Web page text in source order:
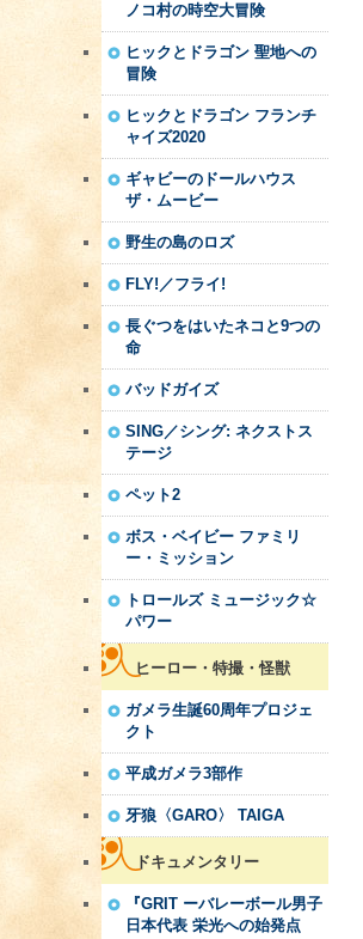
ノコ村の時空大冒険
ヒックとドラゴン 聖地への
冒険
ヒックとドラゴン フランチ
ャイズ2020
ギャビーのドールハウス
ザ・ムービー
野生の島のロズ
FLY!／フライ!
長ぐつをはいたネコと9つの
命
バッドガイズ
SING／シング: ネクストス
テージ
ペット2
ボス・ベイビー ファミリ
ー・ミッション
トロールズ ミュージック☆
パワー
ヒーロー・特撮・怪獣
ガメラ生誕60周年プロジェ
クト
平成ガメラ3部作
牙狼〈GARO〉 TAIGA
ドキュメンタリー
『GRIT ーバレーボール男子
日本代表 栄光への始発点